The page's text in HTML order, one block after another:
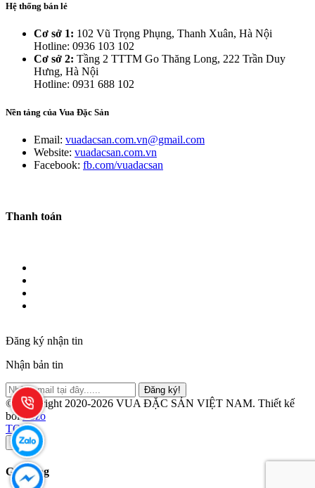
Hệ thống bán lẻ
Cơ sở 1: 102 Vũ Trọng Phụng, Thanh Xuân, Hà Nội
Hotline: 0936 103 102
Cơ sở 2: Tầng 2 TTTM Go Thăng Long, 222 Trần Duy
Hưng, Hà Nội
Hotline: 0931 688 102
Nền tảng của Vua Đặc Sản
Email: vuadacsan.com.vn@gmail.com
Website: vuadacsan.com.vn
Facebook: fb.com/vuadacsan
Thanh toán
Đăng ký nhận tin
Nhận bản tin
Đăng ký!
© Copyright 2020-2026 VUA ĐẶC SẢN VIỆT NAM. Thiết kế
bởiZozo
TOP
×
Giỏ hàng